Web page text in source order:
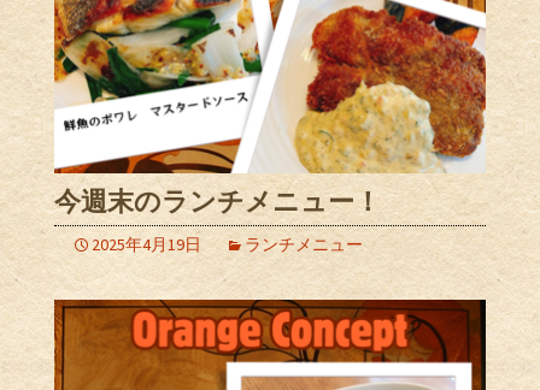
今週末のランチメニュー！
2025年4月19日 ランチメニュー